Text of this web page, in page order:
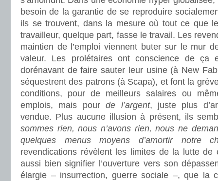
besoin de la garantie de se reproduire
ils se trouvent, dans la mesure où tout ce que
travailleur, quelque part, fasse le travail. Les
maintien de l’emploi viennent buter sur le mur
valeur. Les prolétaires ont conscience de ça
dorénavant de faire sauter leur usine (à New
séquestrent des patrons (à Scapa), et font la
conditions, pour de meilleurs salaires ou
emplois, mais pourde l’argent, juste plus
vendue. Plus aucune illusion à présent, ils
sommes rien, nous n’avons rien, nous ne
quelques menus moyens d’amortir notre
revendications révèlent les limites de la lutte de
aussi bien signifier l’ouverture vers son
élargie – insurrection, guerre sociale –, que la